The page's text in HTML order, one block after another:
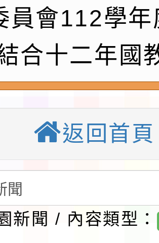
市孔廟祈福系列
慧啟航」
桃園藝術巡演
國立東華大學辦理
行動站」第二階段
報及各區簡章
部校安中心白海豚
綠領人才培育課程
學年度國民中學各
學前鑑定事宜
台灣武術協會檢送
日中正盃決賽暨國
英錦標賽」
生素聰明用，防疫
插畫徵件活動
綠生活教案入校路
員會112學
合十二年國
返回首頁
新聞 / 內容類型：